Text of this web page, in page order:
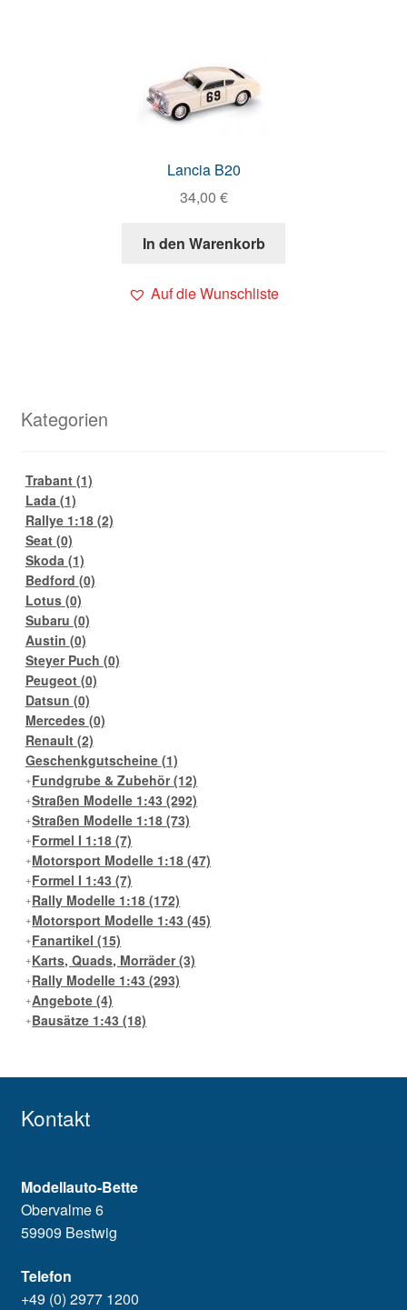
Lancia B20
34,00 €
In den Warenkorb
Auf die Wunschliste
Kategorien
Trabant (1)
Lada (1)
Rallye 1:18 (2)
Seat (0)
Skoda (1)
Bedford (0)
Lotus (0)
Subaru (0)
Austin (0)
Steyer Puch (0)
Peugeot (0)
Datsun (0)
Mercedes (0)
Renault (2)
Geschenkgutscheine (1)
Fundgrube & Zubehör(12)
Straßen Modelle 1:43(292)
Straßen Modelle 1:18(73)
Formel I 1:18(7)
Motorsport Modelle 1:18(47)
Formel I 1:43(7)
Rally Modelle 1:18(172)
Motorsport Modelle 1:43(45)
Fanartikel(15)
Karts, Quads, Morräder(3)
Rally Modelle 1:43(293)
Angebote(4)
Bausätze 1:43(18)
Kontakt
Modellauto-Bette
Obervalme 6
59909 Bestwig
Telefon
+49 (0) 2977 1200